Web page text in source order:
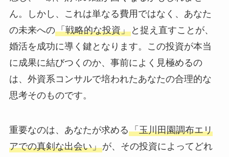
ん。しかし、これは単なる費用ではなく、あなた
の未来への「戦略的な投資」と捉え直すことが、
婚活を成功に導く鍵となります。この投資が本当
に成果に結びつくのか、事前によく見極めるの
は、外資系コンサルで培われたあなたの合理的な
思考そのものです。
重要なのは、あなたが求める「玉川田園調布エリ
アでの真剣な出会い」が、その投資によってどれ